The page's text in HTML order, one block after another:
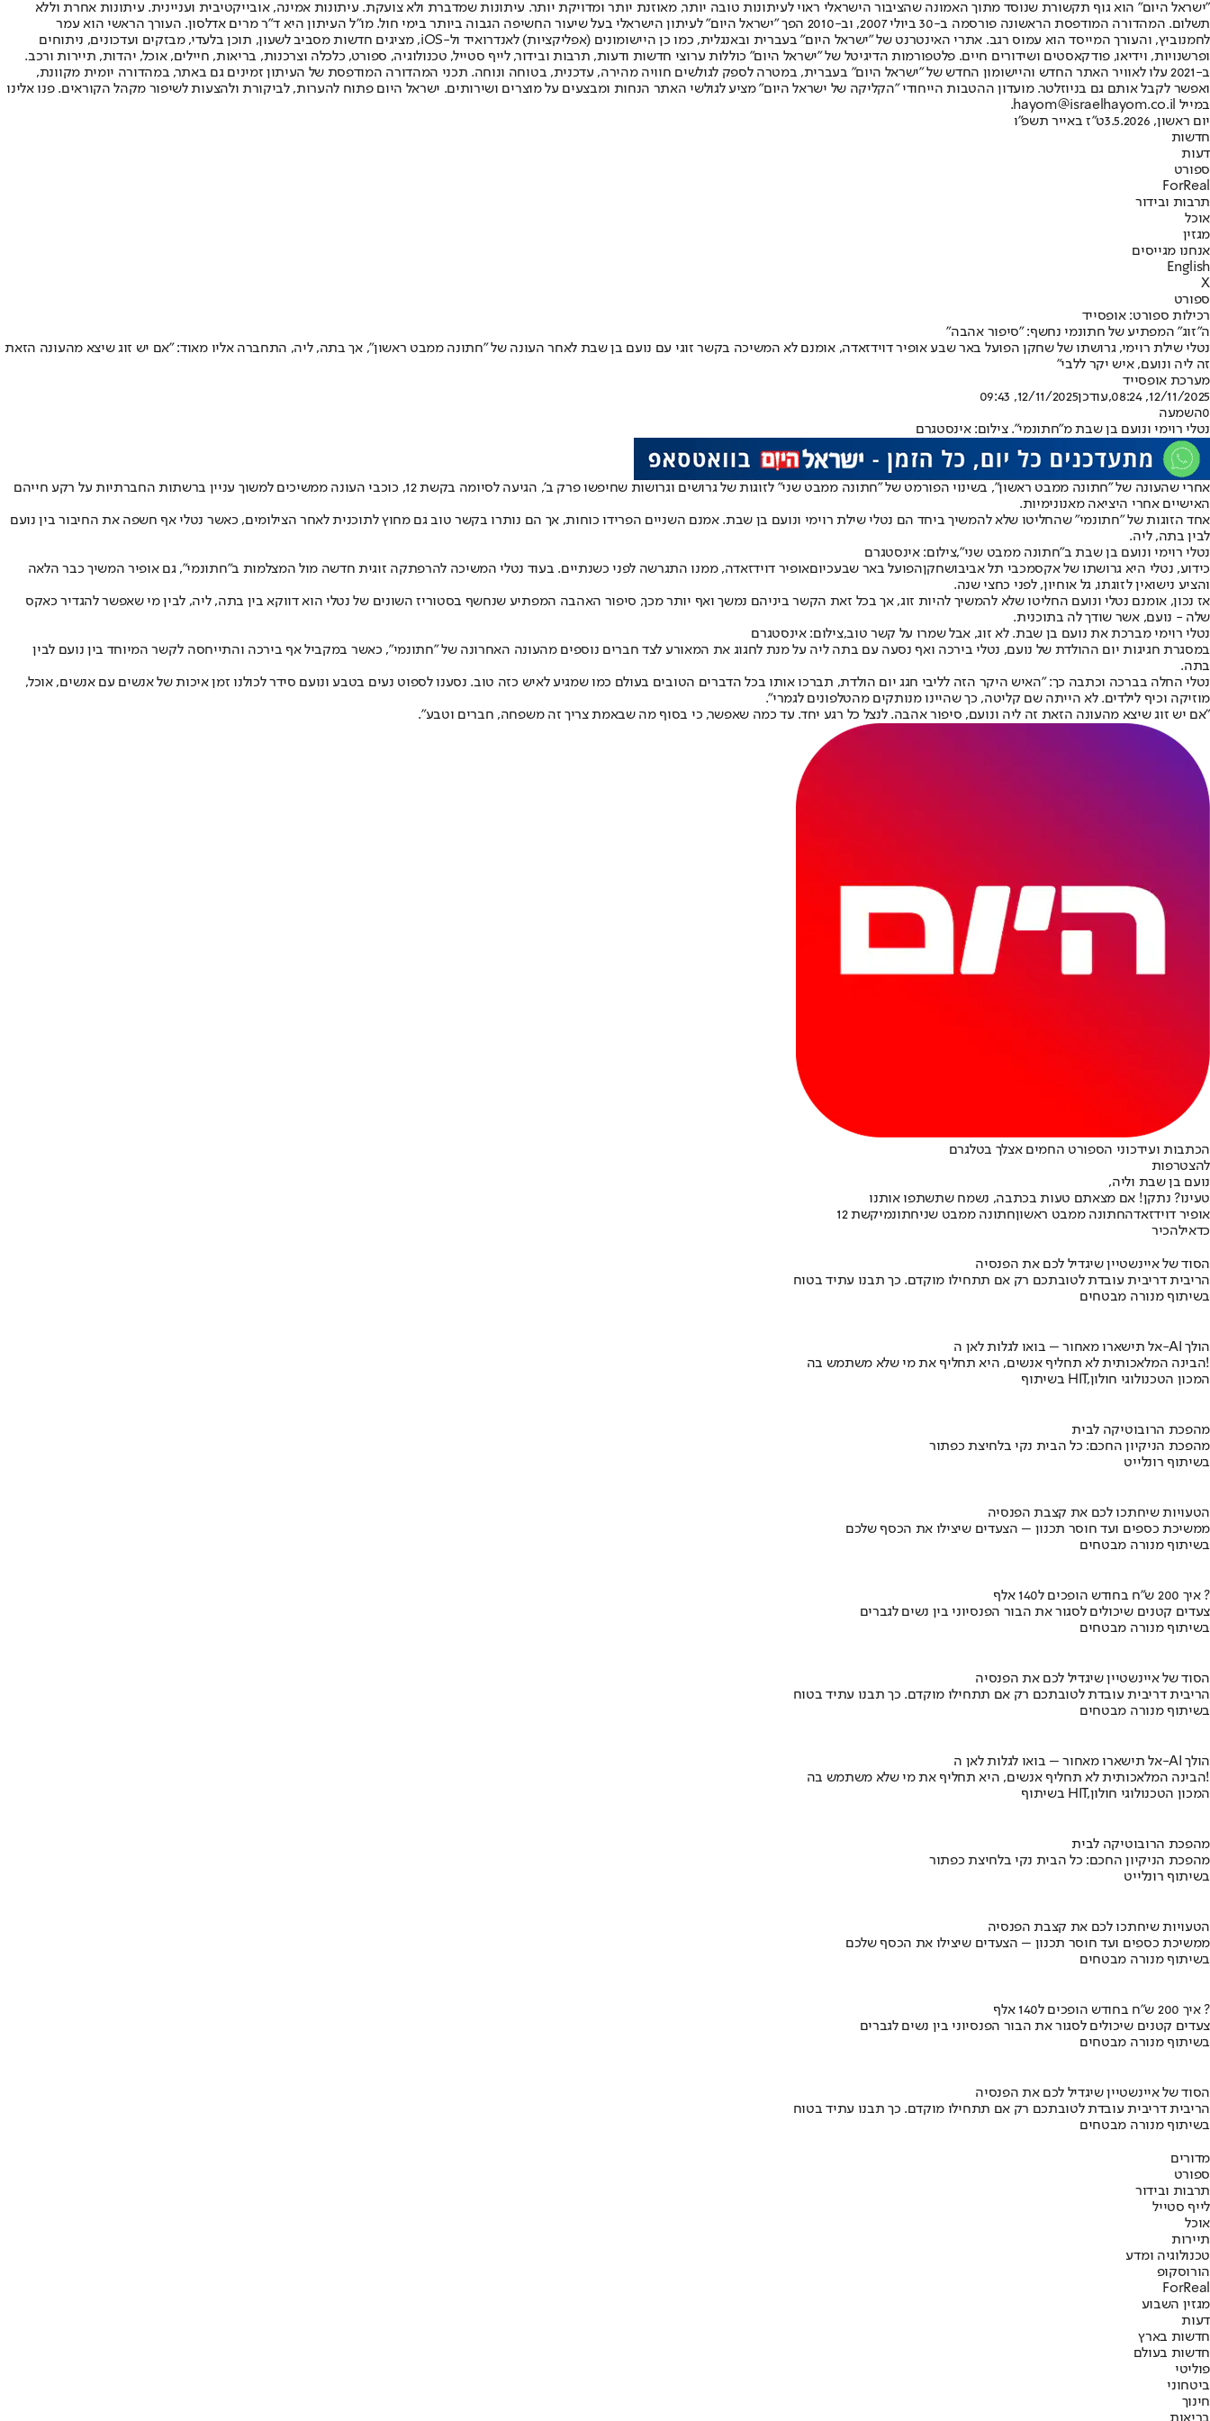
"ישראל היום" הוא גוף תקשורת שנוסד מתוך האמונה שהציבור הישראלי ראוי לעיתונות טובה יותר, מאוזנת יותר ומדויקת יותר. עיתונות שמדברת ולא צועקת. עיתונות אמינה, אובייקטיבית ועניינית. עיתונות אחרת וללא
תשלום. המהדורה המודפסת הראשונה פורסמה ב-30 ביולי 2007, וב-2010 הפך "ישראל היום" לעיתון הישראלי בעל שיעור החשיפה הגבוה ביותר בימי חול. מו"ל העיתון היא ד"ר מרים אדלסון. העורך הראשי הוא עמר
לחמנוביץ, והעורך המייסד הוא עמוס רגב. אתרי האינטרנט של "ישראל היום" בעברית ובאנגלית, כמו כן היישומונים (אפליקציות) לאנדרואיד ול-iOS, מציגים חדשות מסביב לשעון, תוכן בלעדי, מבזקים ועדכונים, ניתוחים
ופרשנויות, וידיאו, פודקאסטים ושידורים חיים. פלטפורמות הדיגיטל של "ישראל היום" כוללות ערוצי חדשות ודעות, תרבות ובידור, לייף סטייל, טכנולוגיה, ספורט, כלכלה וצרכנות, בריאות, חיילים, אוכל, יהדות, תיירות ורכב.
ב-2021 עלו לאוויר האתר החדש והיישומון החדש של "ישראל היום" בעברית, במטרה לספק לגולשים חוויה מהירה, עדכנית, בטוחה ונוחה. תכני המהדורה המודפסת של העיתון זמינים גם באתר, במהדורה יומית מקוונת,
ואפשר לקבל אותם גם בניוזלטר. מועדון ההטבות הייחודי "הקליקה של ישראל היום" מציע לגולשי האתר הנחות ומבצעים על מוצרים ושירותים. ישראל היום פתוח להערות, לביקורת ולהצעות לשיפור מקהל הקוראים. פנו אלינו
במייל hayom@israelhayom.co.il.
יום ראשון, 3.5.2026
ט"ז באייר תשפ"ו
חדשות
דעות
ספורט
ForReal
תרבות ובידור
אוכל
מגזין
אנחנו מגייסים
English
X
ספורט
רכילות ספורט: אופסייד
ה"זוג" המפתיע של חתונמי נחשף: "סיפור אהבה"
נטלי שילת רוימי, גרושתו של שחקן הפועל באר שבע אופיר דוידזאדה, אומנם לא המשיכה בקשר זוגי עם נועם בן שבת לאחר העונה של "חתונה ממבט ראשון", אך בתה, ליה, התחברה אליו מאוד: "אם יש זוג שיצא מהעונה הזאת
זה ליה ונועם, איש יקר ללבי"
מערכת אופסייד
12/11/2025, 08:24
,עודכן12/11/2025, 09:43
0השמעה
נטלי רוימי ונועם בן שבת מ"חתונמי". צילום: אינסטגרם
אחרי שהעונה של "חתונה ממבט ראשון", בשינוי הפורמט של "חתונה ממבט שני" לזוגות של גרושים וגרושות שחיפשו פרק ב', הגיעה לסיומה בקשת 12
, כוכבי העונה ממשיכים למשוך עניין ברשתות החברתיות על רקע חייהם
האישיים אחרי היציאה מאנונימיות.
אחד הזוגות של "חתונמי" שהחליטו שלא להמשיך ביחד הם נטלי שילת רוימי ונועם בן שבת. אמנם השניים הפרידו כוחות, אך הם נותרו בקשר טוב גם מחוץ לתוכנית לאחר הצילומים, כאשר נטלי אף חשפה את החיבור בין נועם
לבין בתה, ליה.
נטלי רוימי ונועם בן שבת ב"חתונה ממבט שני",צילום: אינסטגרם
כידוע, נטלי היא גרושתו של אקסמכבי תל אביבושחקןהפועל באר שבעכיוםאופיר דוידזאדה, ממנו התגרשה לפני כשנתיים. בעוד נטלי המשיכה להרפתקה זוגית חדשה מול המצלמות ב"חתונמי", גם אופיר המשיך כבר הלאה
והציע נישואין לזוגתו, גל אוחיון, לפני כחצי שנה.
אז נכון, אומנם נטלי ונועם החליטו שלא להמשיך להיות זוג, אך בכל זאת הקשר ביניהם נמשך ואף יותר מכך, סיפור האהבה המפתיע שנחשף בסטוריז השונים של נטלי הוא דווקא בין בתה, ליה, לבין מי שאפשר להגדיר כאקס
שלה - נועם, אשר שודך לה בתוכנית.
נטלי רוימי מברכת את נועם בן שבת. לא זוג, אבל שמרו על קשר טוב,צילום: אינסטגרם
במסגרת חגיגות יום ההולדת של נועם, נטלי בירכה ואף נסעה עם בתה ליה על מנת לחגוג את המאורע לצד חברים נוספים מהעונה האחרונה של "חתונמי", כאשר במקביל אף בירכה והתייחסה לקשר המיוחד בין נועם לבין
בתה.
נטלי החלה בברכה וכתבה כך: "האיש היקר הזה לליבי חגג יום הולדת, תברכו אותו בכל הדברים הטובים בעולם כמו שמגיע לאיש כזה טוב. נסענו לספוט נעים בטבע ונועם סידר לכולנו זמן איכות של אנשים עם אנשים, אוכל,
מוזיקה וכיף לילדים. לא הייתה שם קליטה, כך שהיינו מנותקים מהטלפונים לגמרי".
"אם יש זוג שיצא מהעונה הזאת זה ליה ונועם, סיפור אהבה. לנצל כל רגע יחד. עד כמה שאפשר, כי בסוף מה שבאמת צריך זה משפחה, חברים וטבע".
הכתבות ועידכוני הספורט החמים אצלך בטלגרם
להצטרפות
נועם בן שבת וליה,
טעינו? נתקן! אם מצאתם טעות בכתבה, נשמח שתשתפו אותנו
אופיר דוידזאדהחתונה ממבט ראשוןחתונה ממבט שניחתונמיקשת 12
כדאילהכיר
הסוד של איינשטיין שיגדיל לכם את הפנסיה
הריבית דריבית עובדת לטובתכם רק אם תתחילו מוקדם. כך תבנו עתיד בטוח
בשיתוף מנורה מבטחים
אל תישארו מאחור – בואו לגלות לאן ה-AI הולך
הבינה המלאכותית לא תחליף אנשים, היא תחליף את מי שלא משתמש בה!
בשיתוף HIT,המכון הטכנולוגי חולון
מהפכת הרובוטיקה לבית
מהפכת הניקיון החכם: כל הבית נקי בלחיצת כפתור
בשיתוף רונלייט
הטעויות שיחתכו לכם את קצבת הפנסיה
ממשיכת כספים ועד חוסר תכנון – הצעדים שיצילו את הכסף שלכם
בשיתוף מנורה מבטחים
איך 200 ש"ח בחודש הופכים ל140 אלף ?
צעדים קטנים שיכולים לסגור את הבור הפנסיוני בין נשים לגברים
בשיתוף מנורה מבטחים
הסוד של איינשטיין שיגדיל לכם את הפנסיה
הריבית דריבית עובדת לטובתכם רק אם תתחילו מוקדם. כך תבנו עתיד בטוח
בשיתוף מנורה מבטחים
אל תישארו מאחור – בואו לגלות לאן ה-AI הולך
הבינה המלאכותית לא תחליף אנשים, היא תחליף את מי שלא משתמש בה!
בשיתוף HIT,המכון הטכנולוגי חולון
מהפכת הרובוטיקה לבית
מהפכת הניקיון החכם: כל הבית נקי בלחיצת כפתור
בשיתוף רונלייט
הטעויות שיחתכו לכם את קצבת הפנסיה
ממשיכת כספים ועד חוסר תכנון – הצעדים שיצילו את הכסף שלכם
בשיתוף מנורה מבטחים
איך 200 ש"ח בחודש הופכים ל140 אלף ?
צעדים קטנים שיכולים לסגור את הבור הפנסיוני בין נשים לגברים
בשיתוף מנורה מבטחים
הסוד של איינשטיין שיגדיל לכם את הפנסיה
הריבית דריבית עובדת לטובתכם רק אם תתחילו מוקדם. כך תבנו עתיד בטוח
בשיתוף מנורה מבטחים
מדורים
ספורט
תרבות ובידור
לייף סטייל
אוכל
תיירות
טכנולוגיה ומדע
הורוסקופ
ForReal
מגזין השבוע
דעות
חדשות בארץ
חדשות בעולם
פוליטי
ביטחוני
חינוך